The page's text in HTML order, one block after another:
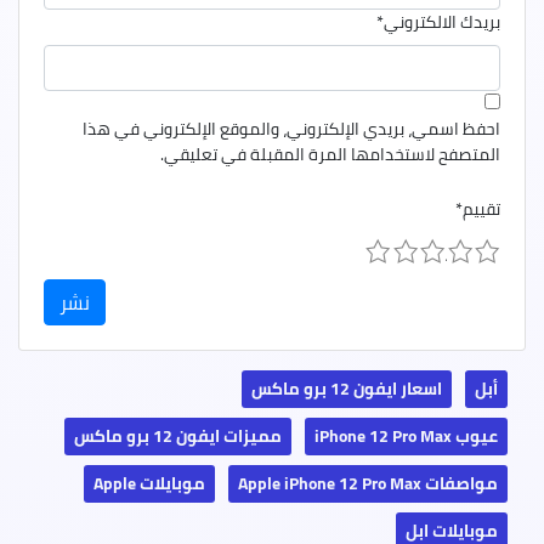
بريدك الالكتروني*
احفظ اسمي، بريدي الإلكتروني، والموقع الإلكتروني في هذا
المتصفح لاستخدامها المرة المقبلة في تعليقي.
تقييم*
5
4
3
2
أبل
اسعار ايفون 12 برو ماكس
عيوب iPhone 12 Pro Max
مميزات ايفون 12 برو ماكس
مواصفات Apple iPhone 12 Pro Max
موبايلات Apple
موبايلات ابل